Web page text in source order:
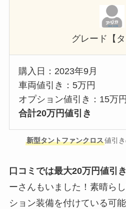
グレード【タ
購入日：2023年9月
車両値引き：5万円
オプション値引き：15万円
合計20万円値引き
新型タントファンクロス値引
口コミでは最大20万円値引き
ーさんもいました！素晴ら
ション装備を付けている可